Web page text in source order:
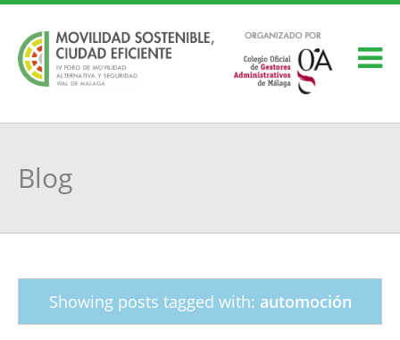
Blog
Showing posts tagged with: automoción